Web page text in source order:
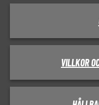
VILLKOR